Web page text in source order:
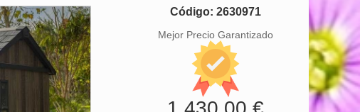
Código: 2630971
Mejor Precio Garantizado